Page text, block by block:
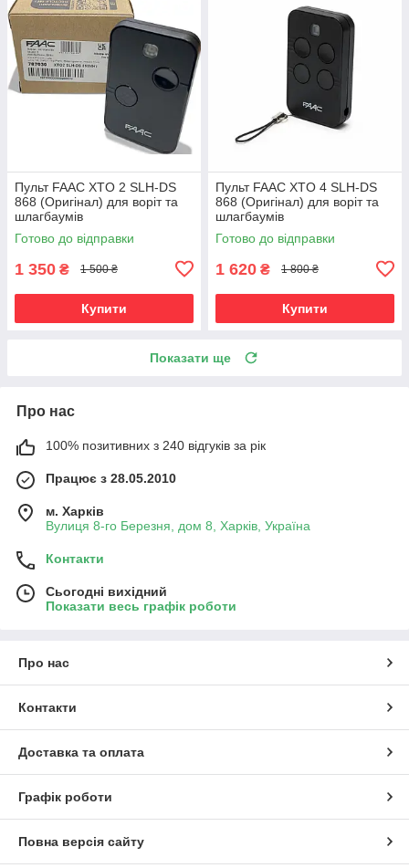
Пульт FAAC XTO 2 SLH-DS
868 (Oригінал) для воріт та
шлагбаумів
Готово до відправки
1 350 ₴ 1 500 ₴
Купити
Пульт FAAC XTO 4 SLH-DS
868 (Oригінал) для воріт та
шлагбаумів
Готово до відправки
1 620 ₴ 1 800 ₴
Купити
Показати ще
Про нас
100% позитивних з 240 відгуків за рік
Працює з 28.05.2010
м. Харків
Вулиця 8-го Березня, дом 8, Харків, Україна
Контакти
Сьогодні вихідний
Показати весь графік роботи
Про нас
Контакти
Доставка та оплата
Графік роботи
Повна версія сайту